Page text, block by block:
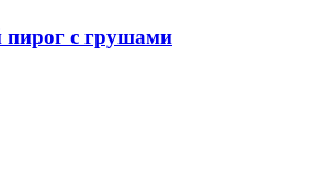
с грушами